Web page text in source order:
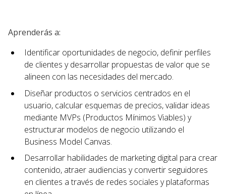
Aprenderás a:
Identificar oportunidades de negocio, definir perfiles
de clientes y desarrollar propuestas de valor que se
alineen con las necesidades del mercado.
Diseñar productos o servicios centrados en el
usuario, calcular esquemas de precios, validar ideas
mediante MVPs (Productos Mínimos Viables) y
estructurar modelos de negocio utilizando el
Business Model Canvas.
Desarrollar habilidades de marketing digital para crear
contenido, atraer audiencias y convertir seguidores
en clientes a través de redes sociales y plataformas